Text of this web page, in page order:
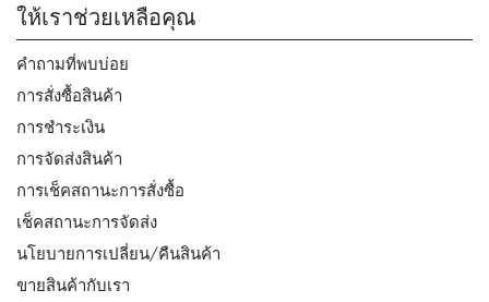
ให้เราช่วยเหลือคุณ
คำถามที่พบบ่อย
การสั่งซื้อสินค้า
การชำระเงิน
การจัดส่งสินค้า
การเช็คสถานะการสั่งซื้อ
เช็คสถานะการจัดส่ง
นโยบายการเปลี่ยน/คืนสินค้า
ขายสินค้ากับเรา